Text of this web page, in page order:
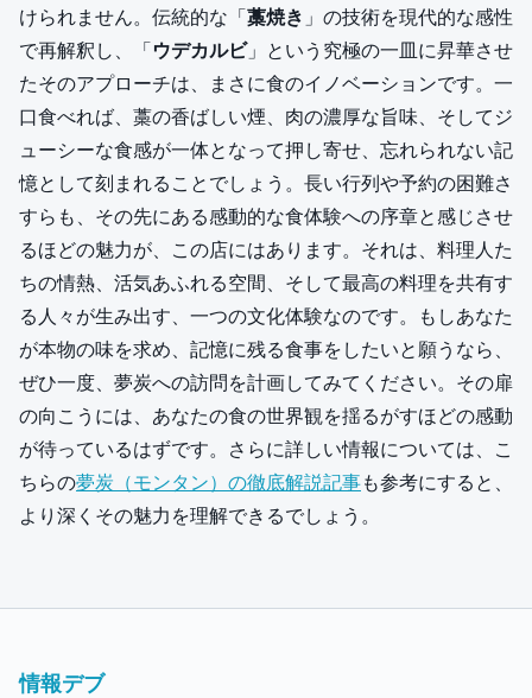
けられません。伝統的な「藁焼き 」の技術を現代的な感性
で再解釈し、「ウデカルビ」という究極の一皿に昇華させ
たそのアプローチは、まさに食のイノベーションです。一
口食べれば、藁の香ばしい煙、肉の濃厚な旨味、そしてジ
ューシーな食感が一体となって押し寄せ、忘れられない記
憶として刻まれることでしょう。長い行列や予約の困難さ
すらも、その先にある感動的な食体験への序章と感じさせ
るほどの魅力が、この店にはあります。それは、料理人た
ちの情熱、活気あふれる空間、そして最高の料理を共有す
る人々が生み出す、一つの文化体験なのです。もしあなた
が本物の味を求め、記憶に残る食事をしたいと願うなら、
ぜひ一度、夢炭への訪問を計画してみてください。その扉
の向こうには、あなたの食の世界観を揺るがすほどの感動
が待っているはずです。さらに詳しい情報については、こ
ちらの夢炭（モンタン）の徹底解説記事も参考にすると、
より深くその魅力を理解できるでしょう。
情報デブ